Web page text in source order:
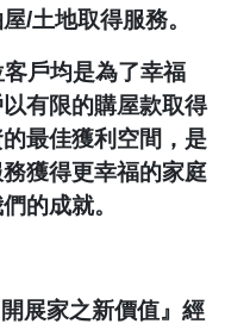
/土地取得服務。
戶均是為了幸福
有限的購屋款取得
最佳獲利空間，是
獲得更幸福的家庭
的成就。
展家之新價值』經